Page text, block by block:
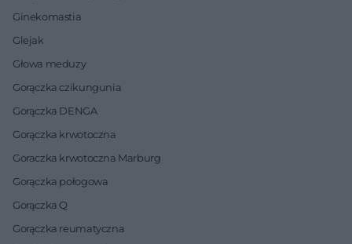
Ginekomastia
Glejak
Głowa meduzy
Gorączka czikungunia
Gorączka DENGA
Gorączka krwotoczna
Goraczka krwotoczna Marburg
Gorączka połogowa
Gorączka Q
Gorączka reumatyczna